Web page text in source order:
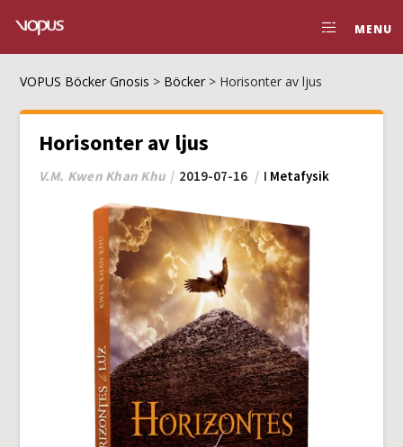
MENU
VOPUS Böcker Gnosis > Böcker > Horisonter av ljus
Horisonter av ljus
V.M. Kwen Khan Khu 2019-07-16 I Metafysik